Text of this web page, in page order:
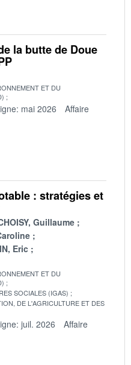
la butte de Doue
ET DU
mai 2026
Affaire
: stratégies et
Guillaume
Eric
ET DU
SOCIALES (IGAS)
DE L'AGRICULTURE ET DES
juil. 2026
Affaire